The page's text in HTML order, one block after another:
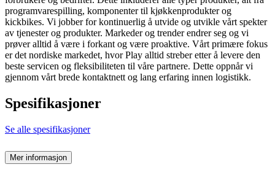
programvarespilling, komponenter til kjøkkenprodukter og
kickbikes. Vi jobber for kontinuerlig å utvide og utvikle vårt spekter
av tjenester og produkter. Markeder og trender endrer seg og vi
prøver alltid å være i forkant og være proaktive. Vårt primære fokus
er det nordiske markedet, hvor Play alltid streber etter å levere den
beste servicen og fleksibiliteten til våre partnere. Dette oppnår vi
gjennom vårt brede kontaktnett og lang erfaring innen logistikk.
Spesifikasjoner
Se alle spesifikasjoner
Mer informasjon